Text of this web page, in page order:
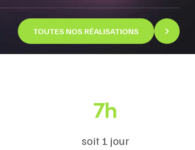
TOUTES NOS RÉALISATIONS
7h
soit 1 jour